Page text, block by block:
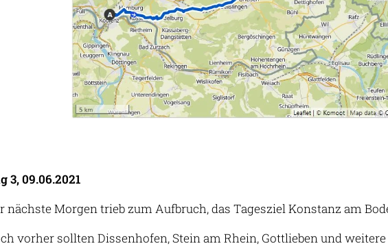
3, 09.06.2021
nächste Morgen trieb zum Aufbruch, das Tagesziel Konstanz am
vorher sollten Dissenhofen, Stein am Rhein, Gottlieben und